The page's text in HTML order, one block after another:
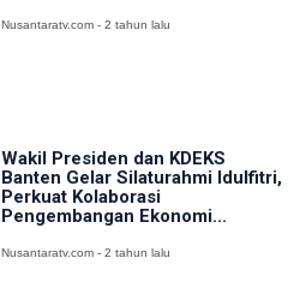
Nusantaratv.com - 2 tahun lalu
Wakil Presiden dan KDEKS
Banten Gelar Silaturahmi Idulfitri,
Perkuat Kolaborasi
Pengembangan Ekonomi...
Nusantaratv.com - 2 tahun lalu